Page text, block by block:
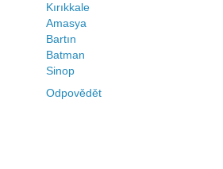
Kırıkkale
Amasya
Bartın
Batman
Sinop
Odpovědět